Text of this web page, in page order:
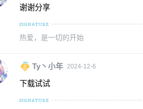
谢谢分享
热爱，是一切的开始
Ty丶小年 2024-12-6
下载试试